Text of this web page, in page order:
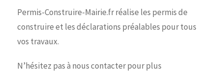
Permis-Construire-Mairie.fr réalise les permis de
construire et les déclarations préalables pour tous
vos travaux.
N’hésitez pas à nous contacter pour plus